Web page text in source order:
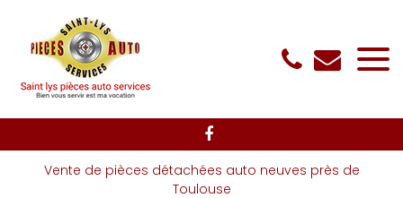
Vente de pièces détachées auto neuves près de
Toulouse